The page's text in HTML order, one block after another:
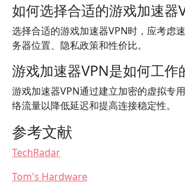
如何选择合适的游戏加速器
选择合适的游戏加速器VPN时，应考虑
务器位置、隐私政策和性价比。
游戏加速器VPN是如何工作
游戏加速器VPN通过建立加密的虚拟专
络流量以降低延迟和提高连接稳定性。
参考文献
TechRadar
Tom's Hardware